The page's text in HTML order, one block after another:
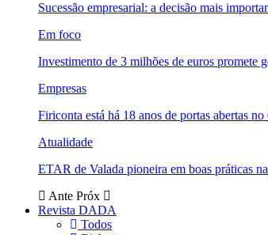
Sucessão empresarial: a decisão mais
Em foco
Investimento de 3 milhões de euros promete
Empresas
Firiconta está há 18 anos de portas abertas
Atualidade
ETAR de Valada pioneira em boas práticas
Ante Próx
Revista DADA
Todos